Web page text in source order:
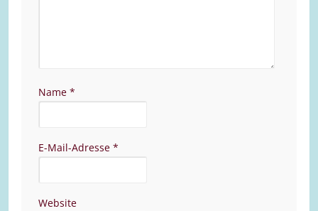
Name *
E-Mail-Adresse *
Website